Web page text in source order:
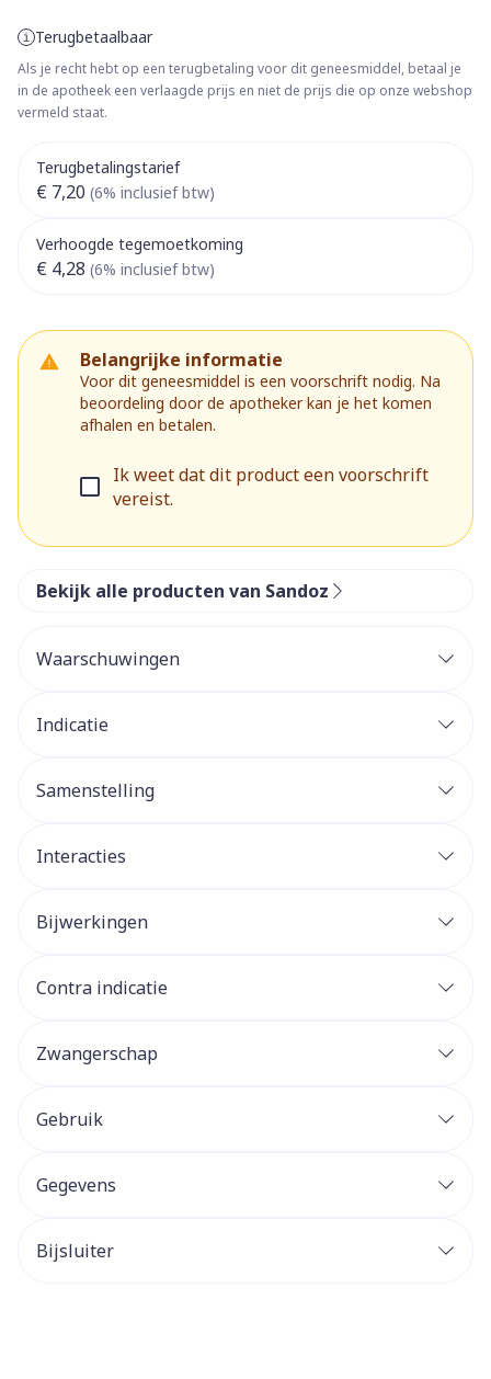
Terugbetaalbaar
Als je recht hebt op een terugbetaling voor dit geneesmiddel, betaal je
in de apotheek een verlaagde prijs en niet de prijs die op onze webshop
vermeld staat.
Terugbetalingstarief
€ 7,20 (6% inclusief btw)
Verhoogde tegemoetkoming
€ 4,28 (6% inclusief btw)
Belangrijke informatie
Voor dit geneesmiddel is een voorschrift nodig. Na
beoordeling door de apotheker kan je het komen
afhalen en betalen.
Ik weet dat dit product een voorschrift
vereist.
Bekijk alle producten van Sandoz
Waarschuwingen
Indicatie
Samenstelling
Interacties
Bijwerkingen
Contra indicatie
Zwangerschap
Gebruik
Gegevens
Bijsluiter